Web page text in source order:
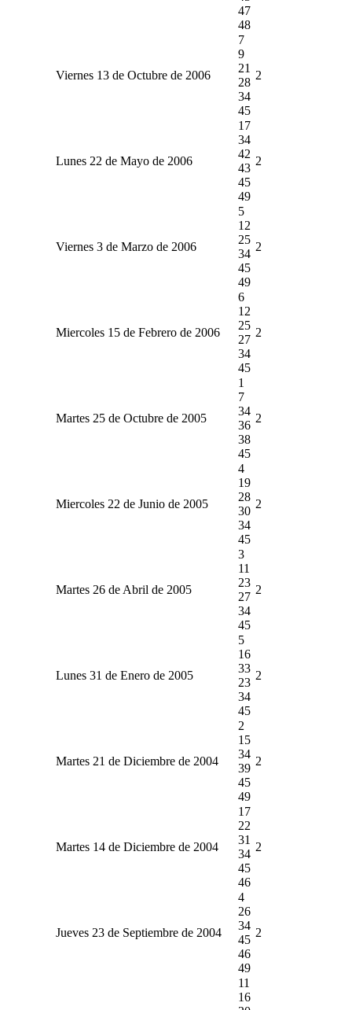
47
48
Viernes 13 de Octubre de 2006
7
9
21
28
34
45
2
Lunes 22 de Mayo de 2006
17
34
42
43
45
49
2
Viernes 3 de Marzo de 2006
5
12
25
34
45
49
2
Miercoles 15 de Febrero de 2006
6
12
25
27
34
45
2
Martes 25 de Octubre de 2005
1
7
34
36
38
45
2
Miercoles 22 de Junio de 2005
4
19
28
30
34
45
2
Martes 26 de Abril de 2005
3
11
23
27
34
45
2
Lunes 31 de Enero de 2005
5
16
33
23
34
45
2
Martes 21 de Diciembre de 2004
2
15
34
39
45
49
2
Martes 14 de Diciembre de 2004
17
22
31
34
45
46
2
Jueves 23 de Septiembre de 2004
4
26
34
45
46
49
2
11
16